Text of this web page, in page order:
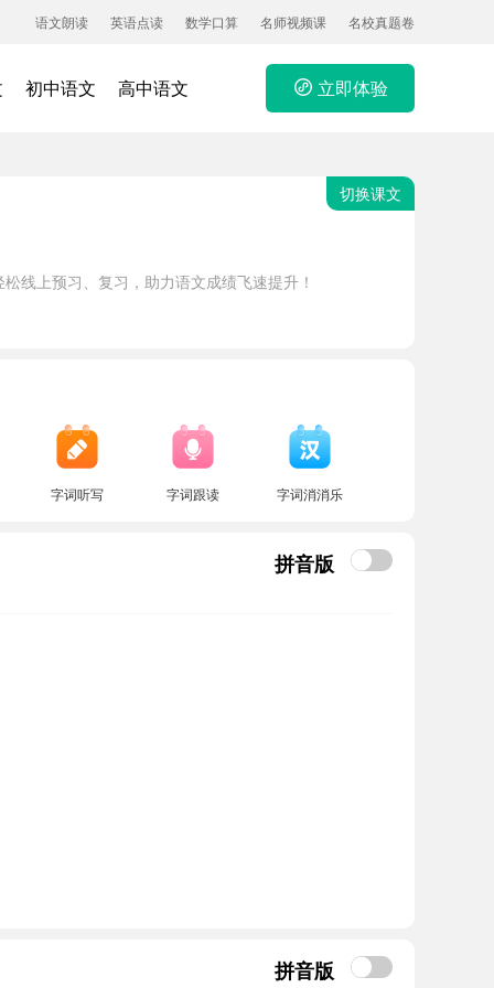
语文朗读 英语点读 数学口算 名师视频课 名校真题卷
初中语文 高中语文 立即体验
线上预习、复习，助力语文成绩飞速提升！
切换课文
字词听写 字词跟读 字词消消乐
拼音版
拼音版